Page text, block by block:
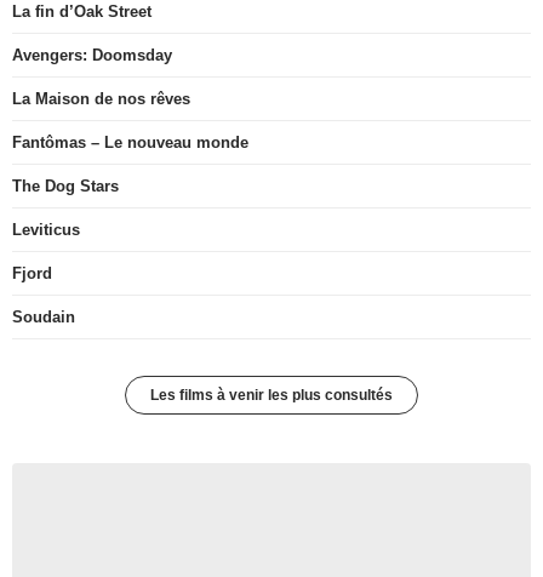
La fin d’Oak Street
Avengers: Doomsday
La Maison de nos rêves
Fantômas – Le nouveau monde
The Dog Stars
Leviticus
Fjord
Soudain
Les films à venir les plus consultés